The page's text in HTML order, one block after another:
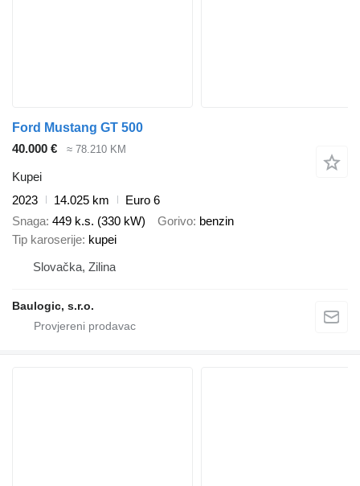
Ford Mustang GT 500
40.000 €
≈ 78.210 KM
Kupei
2023
14.025 km
Euro 6
Snaga 449 k.s. (330 kW) Gorivo benzin
Tip karoserije kupei
Slovačka, Zilina
Baulogic, s.r.o.